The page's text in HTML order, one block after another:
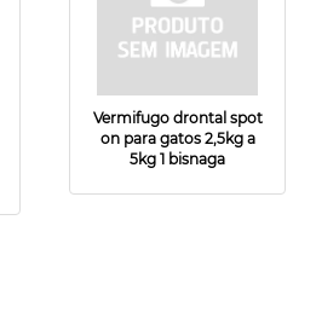
Vermifugo drontal spot
on para gatos 2,5kg a
5kg 1 bisnaga